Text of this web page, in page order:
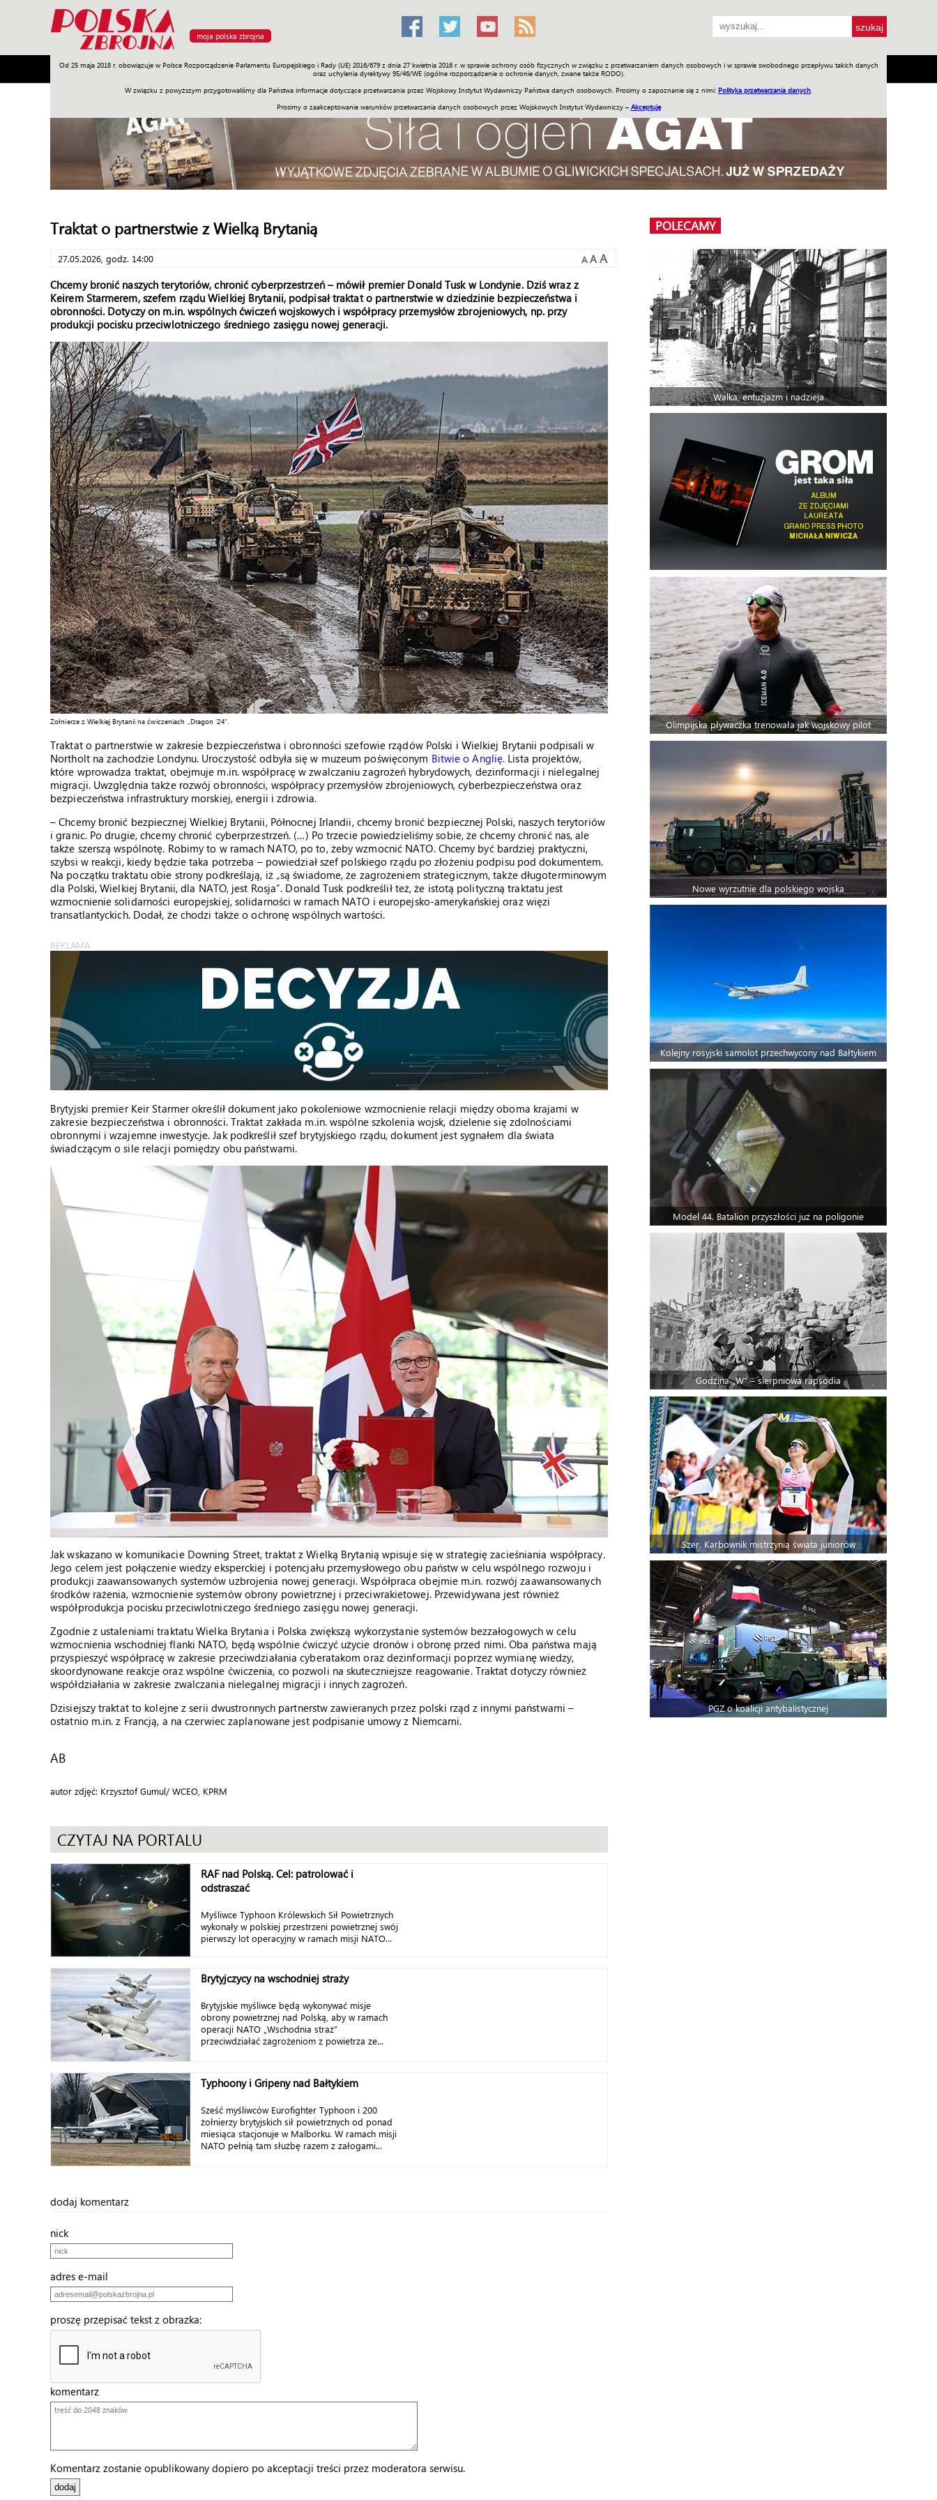
moja polska zbrojna
Od 25 maja 2018 r. obowiązuje w Polsce Rozporządzenie Parlamentu Europejskiego i Rady (UE) 2016/679 z dnia 27 kwietnia 2016 r. w sprawie ochrony osób fizycznych w związku z przetwarzaniem danych osobowych i w sprawie swobodnego przepływu takich danych
oraz uchylenia dyrektywy 95/46/WE (ogólne rozporządzenie o ochronie danych, zwane także RODO).
W związku z powyższym przygotowaliśmy dla Państwa informacje dotyczące przetwarzania przez Wojskowy Instytut Wydawniczy Państwa danych osobowych. Prosimy o zapoznanie się z nimi: Polityka przetwarzania danych
Prosimy o zaakceptowanie warunków przetwarzania danych osobowych przez Wojskowych Instytut Wydawniczy – Akceptuję
Armia Poligon Sprzęt Misje Polityka Prawo Świat Społeczność Sport Historia Galerie Wideo ENGLISH SKLEP Jednodniówki Praca w WIW
Traktat o partnerstwie z Wielką Brytanią
27.05.2026, godz. 14:00 A A A
Chcemy bronić naszych terytoriów, chronić cyberprzestrzeń – mówił premier Donald Tusk w Londynie. Dziś wraz z
Keirem Starmerem, szefem rządu Wielkiej Brytanii, podpisał traktat o partnerstwie w dziedzinie bezpieczeństwa i
obronności. Dotyczy on m.in. wspólnych ćwiczeń wojskowych i współpracy przemysłów zbrojeniowych, np. przy
produkcji pocisku przeciwlotniczego średniego zasięgu nowej generacji.
Żołnierze zWielkiej Brytaniina ćwiczeniach „Dragon ’24”.
Traktat o partnerstwie w zakresie bezpieczeństwa i obronności szefowie rządów Polski i Wielkiej Brytanii podpisali w
Northolt na zachodzie Londynu. Uroczystość odbyła się w muzeum poświęconym Bitwie o Anglię. Lista projektów,
które wprowadza traktat, obejmuje m.in. współpracę w zwalczaniu zagrożeń hybrydowych, dezinformacji i nielegalnej
migracji. Uwzględnia także rozwój obronności, współpracy przemysłów zbrojeniowych, cyberbezpieczeństwa oraz
bezpieczeństwa infrastruktury morskiej, energii i zdrowia.
– Chcemy bronić bezpiecznej Wielkiej Brytanii, Północnej Irlandii, chcemy bronić bezpiecznej Polski, naszych terytoriów
i granic. Po drugie, chcemy chronić cyberprzestrzeń. (…) Po trzecie powiedzieliśmy sobie, że chcemy chronić nas, ale
także szerszą wspólnotę. Robimy to w ramach NATO, po to, żeby wzmocnić NATO. Chcemy być bardziej praktyczni,
szybsi w reakcji, kiedy będzie taka potrzeba – powiedział szef polskiego rządu po złożeniu podpisu pod dokumentem.
Na początku traktatu obie strony podkreślają, iż „są świadome, że zagrożeniem strategicznym, także długoterminowym
dla Polski, Wielkiej Brytanii, dla NATO, jest Rosja”. Donald Tusk podkreślił też, że istotą polityczną traktatu jest
wzmocnienie solidarności europejskiej, solidarności w ramach NATO i europejsko-amerykańskiej oraz więzi
transatlantyckich. Dodał, że chodzi także o ochronę wspólnych wartości.
REKLAMA
Brytyjski premier Keir Starmer określił dokument jako pokoleniowe wzmocnienie relacji między oboma krajami w
zakresie bezpieczeństwa i obronności. Traktat zakłada m.in. wspólne szkolenia wojsk, dzielenie się zdolnościami
obronnymi i wzajemne inwestycje. Jak podkreślił szef brytyjskiego rządu, dokument jest sygnałem dla świata
świadczącym o sile relacji pomiędzy obu państwami.
Jak wskazano w komunikacie Downing Street, traktat z Wielką Brytanią wpisuje się w strategię zacieśniania współpracy.
Jego celem jest połączenie wiedzy eksperckiej i potencjału przemysłowego obu państw w celu wspólnego rozwoju i
produkcji zaawansowanych systemów uzbrojenia nowej generacji. Współpraca obejmie m.in. rozwój zaawansowanych
środków rażenia, wzmocnienie systemów obrony powietrznej i przeciwrakietowej. Przewidywana jest również
współprodukcja pocisku przeciwlotniczego średniego zasięgu nowej generacji.
Zgodnie z ustaleniami traktatu Wielka Brytania i Polska zwiększą wykorzystanie systemów bezzałogowych w celu
wzmocnienia wschodniej flanki NATO, będą wspólnie ćwiczyć użycie dronów i obronę przed nimi. Oba państwa mają
przyspieszyć współpracę w zakresie przeciwdziałania cyberatakom oraz dezinformacji poprzez wymianę wiedzy,
skoordynowane reakcje oraz wspólne ćwiczenia, co pozwoli na skuteczniejsze reagowanie. Traktat dotyczy również
współdziałania w zakresie zwalczania nielegalnej migracji i innych zagrożeń.
Dzisiejszy traktat to kolejne z serii dwustronnych partnerstw zawieranych przez polski rząd z innymi państwami –
ostatnio m.in. z Francją, a na czerwiec zaplanowane jest podpisanie umowy z Niemcami.
AB
autor zdjęć: Krzysztof Gumul/ WCEO, KPRM
CZYTAJ NA PORTALU
RAF nad Polską. Cel: patrolować i
odstraszać
Myśliwce Typhoon Królewskich Sił Powietrznych
wykonały w polskiej przestrzeni powietrznej swój
pierwszy lot operacyjny w ramach misji NATO...
Brytyjczycy na wschodniej straży
Brytyjskie myśliwce będą wykonywać misje
obrony powietrznej nad Polską, aby w ramach
operacji NATO „Wschodnia straż”
przeciwdziałać zagrożeniom z powietrza ze...
Typhoony i Gripeny nad Bałtykiem
Sześć myśliwców Eurofighter Typhoon i 200
żołnierzy brytyjskich sił powietrznych od ponad
miesiąca stacjonuje w Malborku. W ramach misji
NATO pełnią tam służbę razem z załogami...
dodaj komentarz
nick
adres e-mail
proszę przepisać tekst z obrazka:
komentarz
Komentarz zostanie opublikowany dopiero po akceptacji treści przez moderatora serwisu.
POLECAMY
Walka, entuzjazm i nadzieja
Olimpijska pływaczka trenowała jak wojskowy pilot
Nowe wyrzutnie dla polskiego wojska
Kolejny rosyjski samolot przechwycony nad Bałtykiem
Model 44. Batalion przyszłości już na poligonie
Godzina „W” – sierpniowa rapsodia
Szer. Karbownik mistrzynią świata juniorów
PGZ o koalicji antybalistycznej